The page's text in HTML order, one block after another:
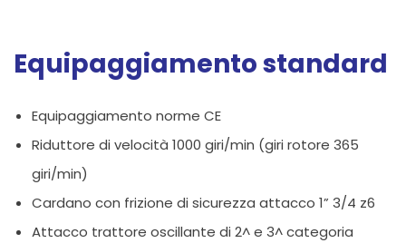
Equipaggiamento standard
Equipaggiamento norme CE
Riduttore di velocità 1000 giri/min (giri rotore 365
giri/min)
Cardano con frizione di sicurezza attacco 1” 3/4 z6
Attacco trattore oscillante di 2^ e 3^ categoria